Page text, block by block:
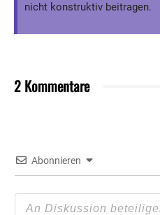
nicht konstruktiv beitragen.
2 Kommentare
Abonnieren